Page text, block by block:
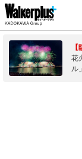
花
ル